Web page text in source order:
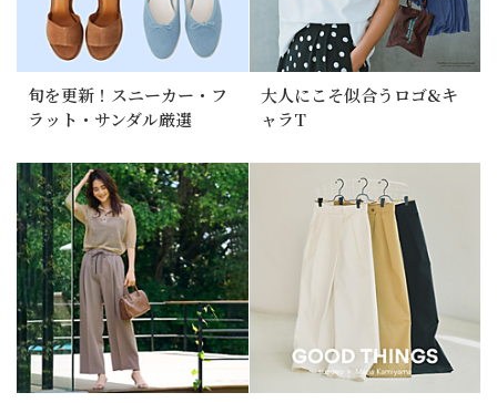
旬を更新！スニーカー・フ
ラット・サンダル厳選
大人にこそ似合うロゴ&キ
ャラT